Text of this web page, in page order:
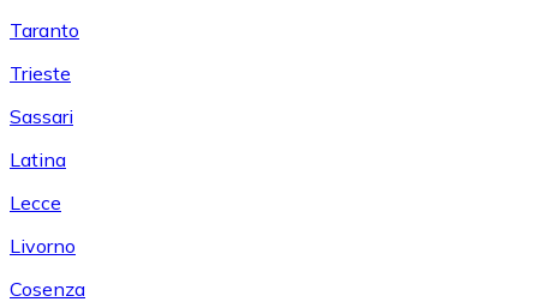
Taranto
Trieste
Sassari
Latina
Lecce
Livorno
Cosenza